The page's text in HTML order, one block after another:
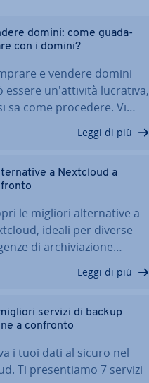
domini: come gua­da­
con i domini?
e vendere domini
essere un'at­ti­vi­tà lucrativa,
sa come procedere. Vi…
Leggi di più
a Nextcloud a
le migliori al­ter­na­ti­ve a
ideali per diverse
di ar­chi­via­zio­ne…
Leggi di più
migliori servizi di backup
a confronto
i tuoi dati al sicuro nel
Ti pre­sen­tia­mo 7 servizi